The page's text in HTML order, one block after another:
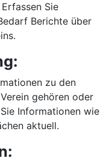
Sie
Berichte über
zu den
gehören oder
Informationen wie
aktuell.